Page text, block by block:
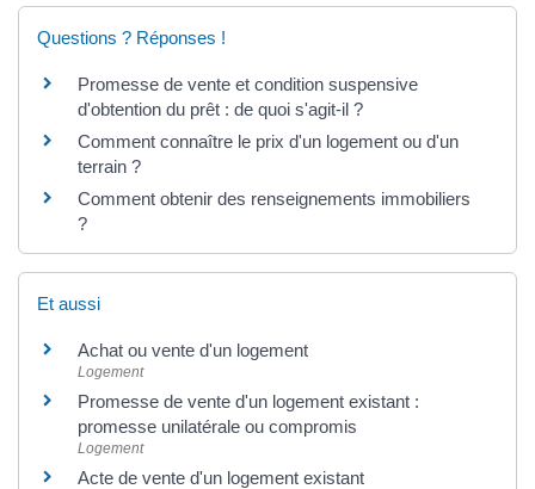
Questions ? Réponses !
Promesse de vente et condition suspensive
d'obtention du prêt : de quoi s'agit-il ?
Comment connaître le prix d'un logement ou d'un
terrain ?
Comment obtenir des renseignements immobiliers
?
Et aussi
Achat ou vente d'un logement
Logement
Promesse de vente d'un logement existant :
promesse unilatérale ou compromis
Logement
Acte de vente d'un logement existant